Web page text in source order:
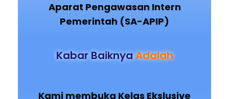
Aparat Pengawasan Intern
Pemerintah (SA-APIP)
Kabar BaiknyaAdalah
Kami membuka Kelas Ekslusive